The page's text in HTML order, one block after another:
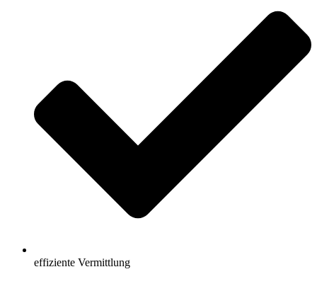
effiziente Vermittlung